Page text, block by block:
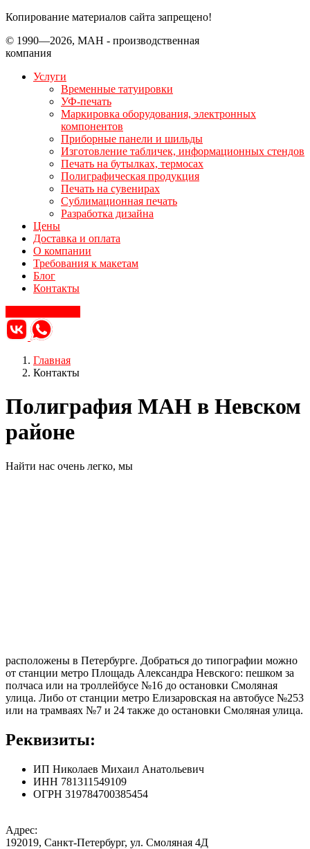
Копирование материалов сайта запрещено!
© 1990—2026, МАН - производственная
компания
Услуги
Временные татуировки
УФ-печать
Маркировка оборудования, электронных
компонентов
Приборные панели и шильды
Изготовление табличек, информационных стендов
Печать на бутылках, термосах
Полиграфическая продукция
Печать на сувенирах
Сублимационная печать
Разработка дизайна
Цены
Доставка и оплата
О компании
Требования к макетам
Блог
Контакты
Главная
Контакты
Полиграфия МАН в Невском
районе
Найти нас очень легко, мы
расположены в Петербурге. Добраться до типографии можно
от станции метро Площадь Александра Невского: пешком за
полчаса или на троллейбусе №16 до остановки Смоляная
улица. Либо от станции метро Елизаровская на автобусе №253
или на трамваях №7 и 24 также до остановки Смоляная улица.
Реквизиты:
ИП Николаев Михаил Анатольевич
ИНН 781311549109
ОГРН 319784700385454
Адрес:
192019, Санкт-Петербург, ул. Смоляная 4Д